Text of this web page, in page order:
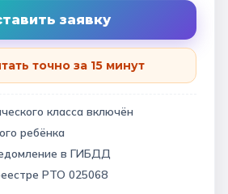
заявку
точно за 15 минут
класса включён
ребёнка
в ГИБДД
РТО 025068